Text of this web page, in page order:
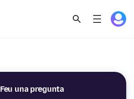
Feu una pregunta